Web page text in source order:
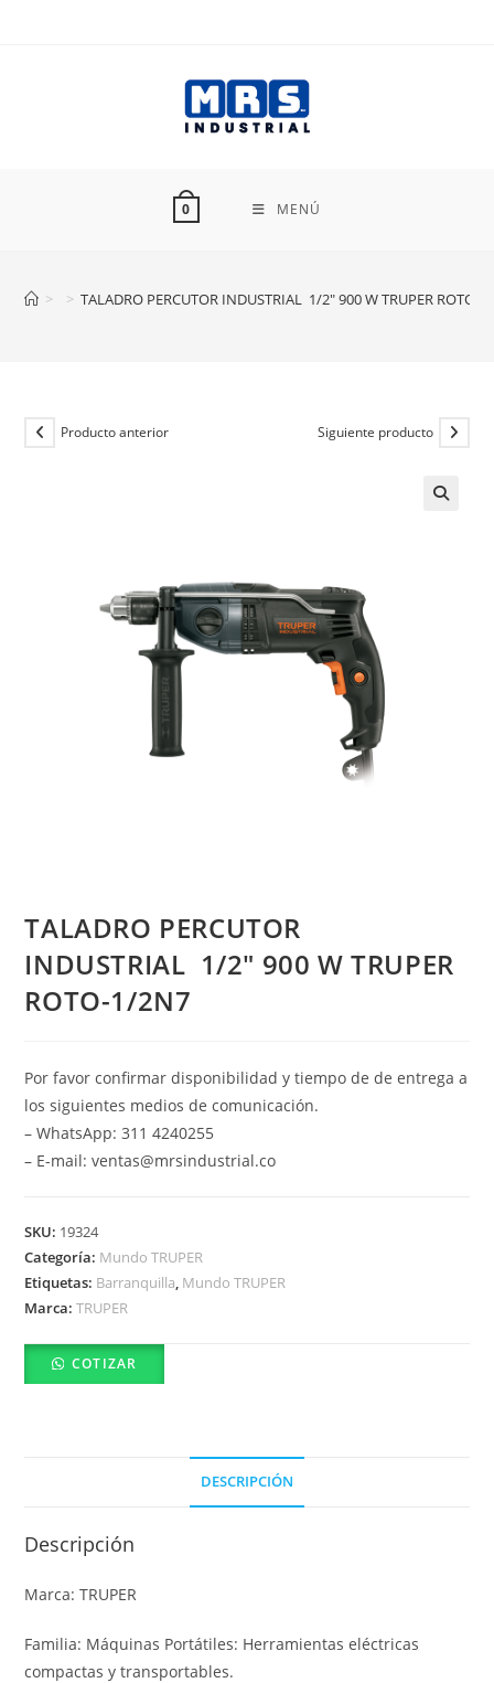
0 MENÚ
> > TALADRO PERCUTOR INDUSTRIAL 1/2″ 900 W TRUPER ROTO-
Producto anterior Siguiente producto
TALADRO PERCUTOR
INDUSTRIAL 1/2″ 900 W TRUPER
ROTO-1/2N7
Por favor confirmar disponibilidad y tiempo de de entrega a
los siguientes medios de comunicación.
– WhatsApp: 311 4240255
– E-mail: ventas@mrsindustrial.co
SKU: 19324
Categoría: Mundo TRUPER
Etiquetas: Barranquilla, Mundo TRUPER
Marca:TRUPER
COTIZAR
DESCRIPCIÓN
Descripción
Marca: TRUPER
Familia: Máquinas Portátiles: Herramientas eléctricas
compactas y transportables.